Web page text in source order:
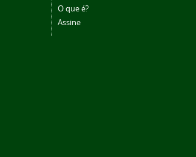
O que é?
Assine